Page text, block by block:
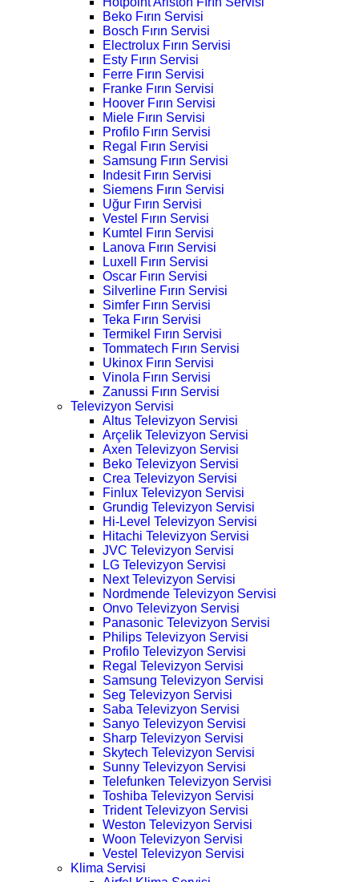
Beko Fırın Servisi
Bosch Fırın Servisi
Electrolux Fırın Servisi
Esty Fırın Servisi
Ferre Fırın Servisi
Franke Fırın Servisi
Hoover Fırın Servisi
Miele Fırın Servisi
Profilo Fırın Servisi
Regal Fırın Servisi
Samsung Fırın Servisi
Indesit Fırın Servisi
Siemens Fırın Servisi
Uğur Fırın Servisi
Vestel Fırın Servisi
Kumtel Fırın Servisi
Lanova Fırın Servisi
Luxell Fırın Servisi
Oscar Fırın Servisi
Silverline Fırın Servisi
Simfer Fırın Servisi
Teka Fırın Servisi
Termikel Fırın Servisi
Tommatech Fırın Servisi
Ukinox Fırın Servisi
Vinola Fırın Servisi
Zanussi Fırın Servisi
Televizyon Servisi
Altus Televizyon Servisi
Arçelik Televizyon Servisi
Axen Televizyon Servisi
Beko Televizyon Servisi
Crea Televizyon Servisi
Finlux Televizyon Servisi
Grundig Televizyon Servisi
Hi-Level Televizyon Servisi
Hitachi Televizyon Servisi
JVC Televizyon Servisi
LG Televizyon Servisi
Next Televizyon Servisi
Nordmende Televizyon Servisi
Onvo Televizyon Servisi
Panasonic Televizyon Servisi
Philips Televizyon Servisi
Profilo Televizyon Servisi
Regal Televizyon Servisi
Samsung Televizyon Servisi
Seg Televizyon Servisi
Saba Televizyon Servisi
Sanyo Televizyon Servisi
Sharp Televizyon Servisi
Skytech Televizyon Servisi
Sunny Televizyon Servisi
Telefunken Televizyon Servisi
Toshiba Televizyon Servisi
Trident Televizyon Servisi
Weston Televizyon Servisi
Woon Televizyon Servisi
Vestel Televizyon Servisi
Klima Servisi